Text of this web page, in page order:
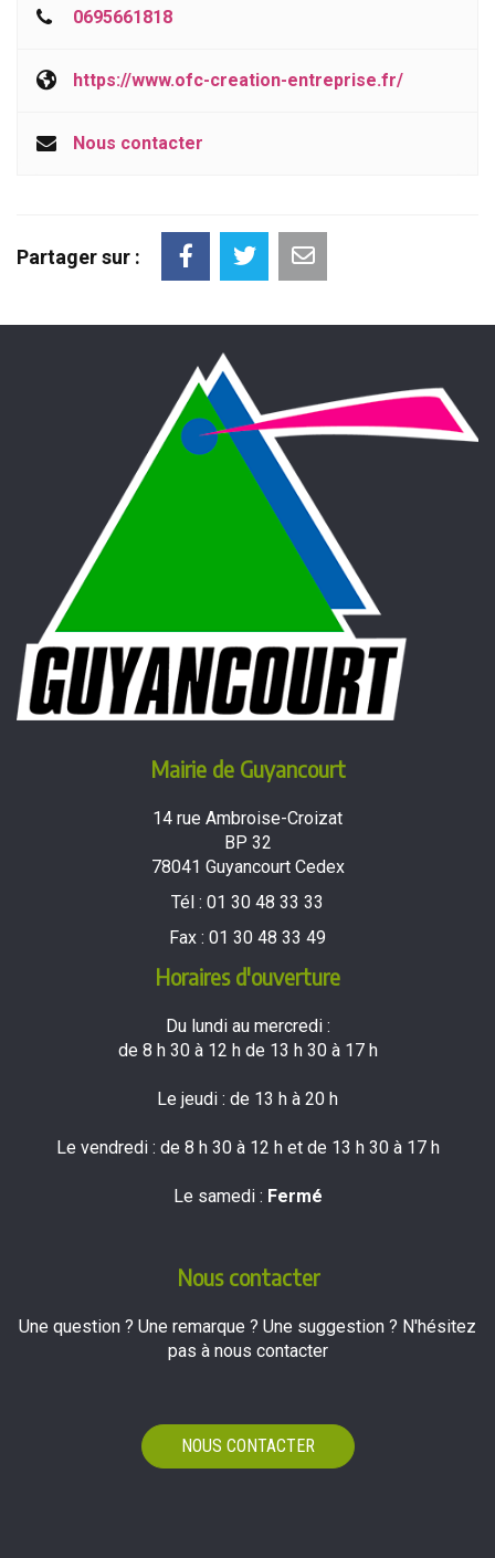
0695661818
https://www.ofc-creation-entreprise.fr/
Nous contacter
Partager sur :
Mairie de Guyancourt
14 rue Ambroise-Croizat
BP 32
78041 Guyancourt Cedex
Tél : 01 30 48 33 33
Fax : 01 30 48 33 49
Horaires d'ouverture
Du lundi au mercredi :
de 8 h 30 à 12 h de 13 h 30 à 17 h
Le jeudi : de 13 h à 20 h
Le vendredi : de 8 h 30 à 12 h et de 13 h 30 à 17 h
Le samedi : Fermé
Nous contacter
Une question ? Une remarque ? Une suggestion ? N'hésitez
pas à nous contacter
NOUS CONTACTER